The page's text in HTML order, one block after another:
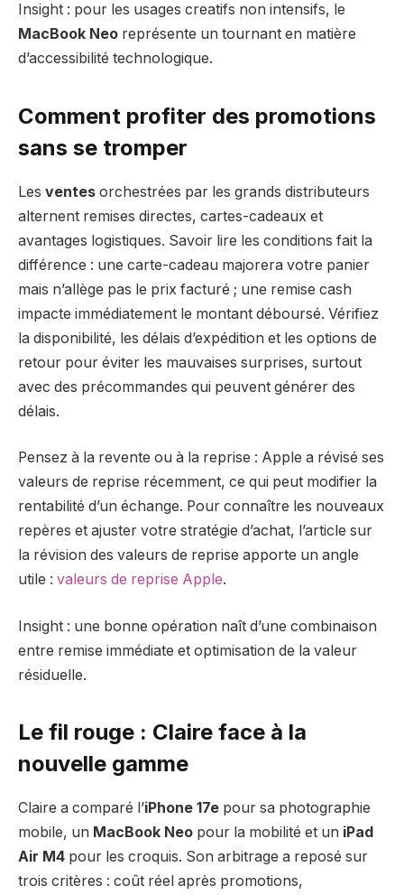
Insight : pour les usages creatifs non intensifs, le
MacBook Neo représente un tournant en matière
d’accessibilité technologique.
Comment profiter des promotions
sans se tromper
Les ventes orchestrées par les grands distributeurs
alternent remises directes, cartes-cadeaux et
avantages logistiques. Savoir lire les conditions fait la
différence : une carte-cadeau majorera votre panier
mais n’allège pas le prix facturé ; une remise cash
impacte immédiatement le montant déboursé. Vérifiez
la disponibilité, les délais d’expédition et les options de
retour pour éviter les mauvaises surprises, surtout
avec des précommandes qui peuvent générer des
délais.
Pensez à la revente ou à la reprise : Apple a révisé ses
valeurs de reprise récemment, ce qui peut modifier la
rentabilité d’un échange. Pour connaître les nouveaux
repères et ajuster votre stratégie d’achat, l’article sur
la révision des valeurs de reprise apporte un angle
utile : valeurs de reprise Apple.
Insight : une bonne opération naît d’une combinaison
entre remise immédiate et optimisation de la valeur
résiduelle.
Le fil rouge : Claire face à la
nouvelle gamme
Claire a comparé l’iPhone 17e pour sa photographie
mobile, un MacBook Neo pour la mobilité et un iPad
Air M4 pour les croquis. Son arbitrage a reposé sur
trois critères : coût réel après promotions,